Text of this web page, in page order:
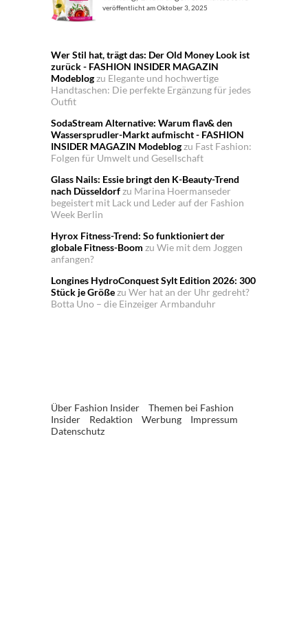
veröffentlicht am Oktober 3, 2025
Wer Stil hat, trägt das: Der Old Money Look ist
zurück - FASHION INSIDER MAGAZIN
Modeblogzu Elegante und hochwertige
Handtaschen: Die perfekte Ergänzung für jedes
Outfit
SodaStream Alternative: Warum flav& den
Wassersprudler-Markt aufmischt - FASHION
INSIDER MAGAZIN Modeblogzu Fast Fashion:
Folgen für Umwelt und Gesellschaft
Glass Nails: Essie bringt den K-Beauty-Trend
nach Düsseldorfzu Marina Hoermanseder
begeistert mit Lack und Leder auf der Fashion
Week Berlin
Hyrox Fitness-Trend: So funktioniert der
globale Fitness-Boom zu Wie mit dem Joggen
anfangen?
Longines HydroConquest Sylt Edition 2026: 300
Stück je Größezu Wer hat an der Uhr gedreht?
Botta Uno – die Einzeiger Armbanduhr
Über Fashion Insider
Themen bei Fashion
Insider
Redaktion Werbung
Impressum
Datenschutz